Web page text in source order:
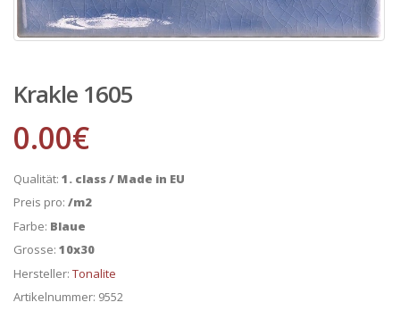
Krakle 1605
0.00€
Qualität: 1. class / Made in EU
Preis pro: /m2
Farbe: Blaue
Grosse: 10x30
Hersteller: Tonalite
Artikelnummer: 9552